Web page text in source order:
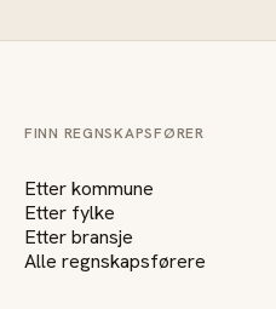
FINN REGNSKAPSFØRER
Etter kommune
Etter fylke
Etter bransje
Alle regnskapsførere